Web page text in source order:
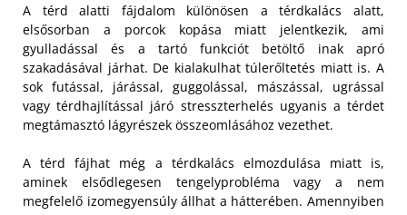
A térd alatti fájdalom különösen a térdkalács alatt,
elsősorban a porcok kopása miatt jelentkezik, ami
gyulladással és a tartó funkciót betöltő inak apró
szakadásával járhat. De kialakulhat túlerőltetés miatt is. A
sok futással, járással, guggolással, mászással, ugrással
vagy térdhajlítással járó stresszterhelés ugyanis a térdet
megtámasztó lágyrészek összeomlásához vezethet.
A térd fájhat még a térdkalács elmozdulása miatt is,
aminek elsődlegesen tengelyprobléma vagy a nem
megfelelő izomegyensúly állhat a hátterében. Amennyiben